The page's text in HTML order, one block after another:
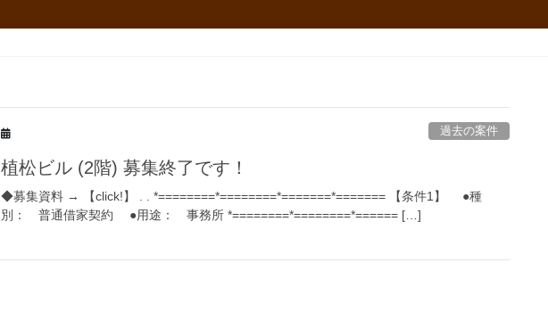
過去の案件
植松ビル (2階) 募集終了です！
◆募集資料 → 【click!】 . . *========*========*=======*======= 【条件1】 ●種
別： 普通借家契約 ●用途： 事務所 *========*========*====== […]